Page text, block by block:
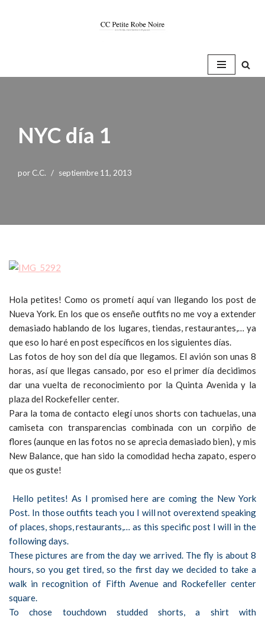
NYC día 1
por C.C. septiembre 11, 2013
Hola petites! Como os prometí aquí van llegando los post de
Nueva York. En los que os enseñe outfits no me voy a extender
demasiado hablando de los lugares, tiendas, restaurantes,… ya
que eso lo haré en post específicos en los siguientes días.
Las fotos de hoy son del día que llegamos. El avión son unas 8
horas, así que llegas cansado, por eso el primer día decidimos
dar una vuelta de reconocimiento por la Quinta Avenida y la
plaza del Rockefeller center.
Para la toma de contacto elegí unos shorts con tachuelas, una
camiseta con transparencias combinada con un corpiño de
flores (aunque en las fotos no se aprecia demasiado bien), y mis
New Balance, que han sido la comodidad hecha zapato, espero
que os guste!
Hello petites! As I promised here are coming the New York
Post. In those outfits teach you I will not overextend speaking
of places, shops, restaurants,… as this specific post I will in the
following days.
These pictures are from the day we arrived. The fly is about 8
hours, so you get tired, so the first day we decided to take a
walk in recognition of Fifth Avenue and Rockefeller center
square.
To chose touchdown studded shorts, a shirt with